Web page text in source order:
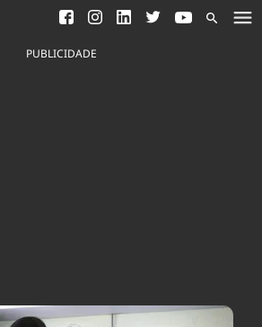
Saneamento
Indicadores
PUBLICIDADE